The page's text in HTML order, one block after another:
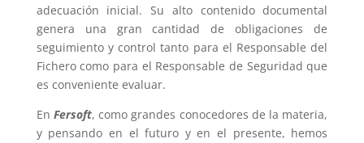
adecuación inicial. Su alto contenido documental
genera una gran cantidad de obligaciones de
seguimiento y control tanto para el Responsable del
Fichero como para el Responsable de Seguridad que
es conveniente evaluar.
En Fersoft, como grandes conocedores de la materia,
y pensando en el futuro y en el presente, hemos